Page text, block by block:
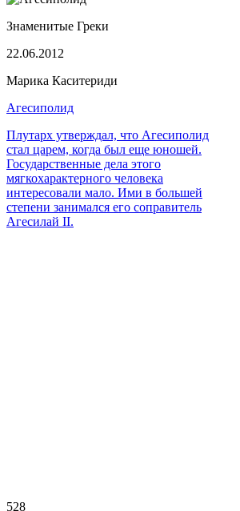
Знаменитые Греки
22.06.2012
Марика Каситериди
Агесиполид
Плутарх утверждал, что Агесиполид
стал царем, когда был еще юношей.
Государственные дела этого
мягкохарактерного человека
интересовали мало. Ими в большей
степени занимался его соправитель
Агесилай ІІ.
528